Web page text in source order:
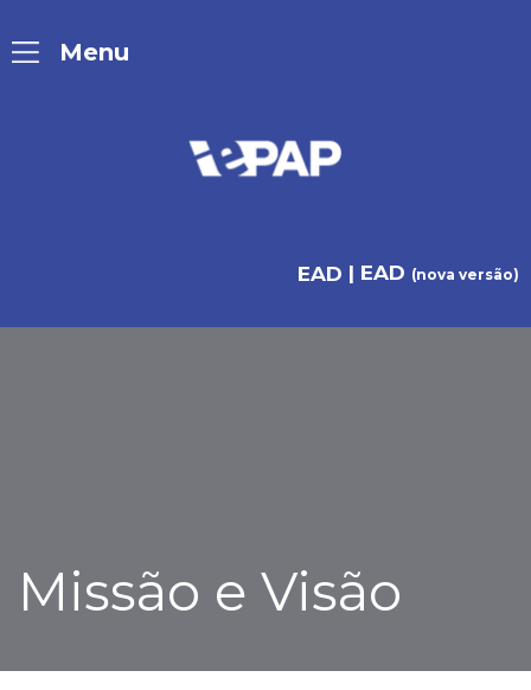
EAD | EAD (nova versão)
Missão e Visão